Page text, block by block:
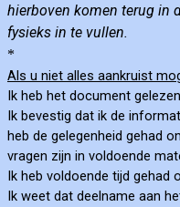
hierboven komen terug in
fysieks in te vullen.
*
Als u niet alles aankruist
Ik heb het document
Ik bevestig dat ik de
heb de gelegenheid gehad
vragen zijn in voldoende
Ik heb voldoende tijd gehad
Ik weet dat deelname aan